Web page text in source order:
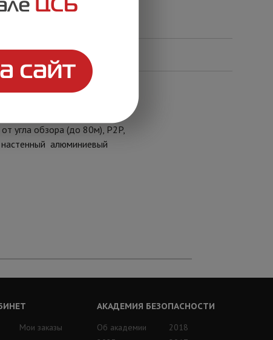
(0Лк при
8 туров, 4
угла обзора (до 80м), P2P,
алюминиевый
Мои заказы
АКАДЕМИЯ БЕЗОПАСНОСТИ
Об академии
2018